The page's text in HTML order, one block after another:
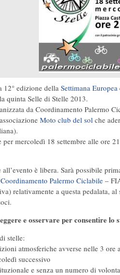
12° edizione della Settimana
quinta Selle di Stelle 2013.
da Coordinamento Palermo
Moto club del sol che
per mercoledì 18 settembre alle ore
è libera. Sarà possibile
Coordinamento Palermo Ciclabile –
relativamente a questa pedalata,
e osservare per consentire lo
stelle:
atmosferiche avverse nelle 3 ore
successivo
e senza un numero di